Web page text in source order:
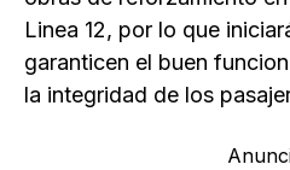
Linea 12, por lo que
garanticen el buen
la integridad de los